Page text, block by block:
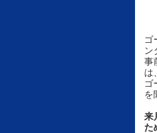
ゴ
ン
事
は、
ゴ
を
来
た